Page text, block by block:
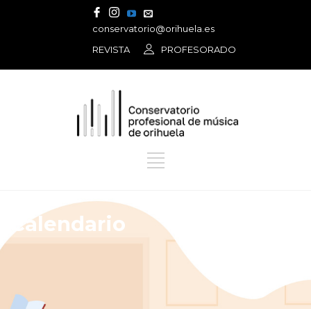
conservatorio@orihuela.es
PROFESORADO
REVISTA
Calendario